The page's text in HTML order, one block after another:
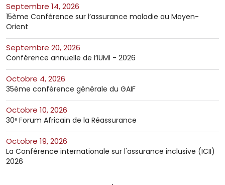
septembre 14, 2026
15ème Conférence sur l’assurance maladie au Moyen-
Orient
septembre 20, 2026
Conférence annuelle de l’IUMI - 2026
octobre 4, 2026
35ème conférence générale du GAIF
octobre 10, 2026
30ᵉ Forum Africain de la Réassurance
octobre 19, 2026
La Conférence internationale sur l'assurance inclusive (ICII)
2026